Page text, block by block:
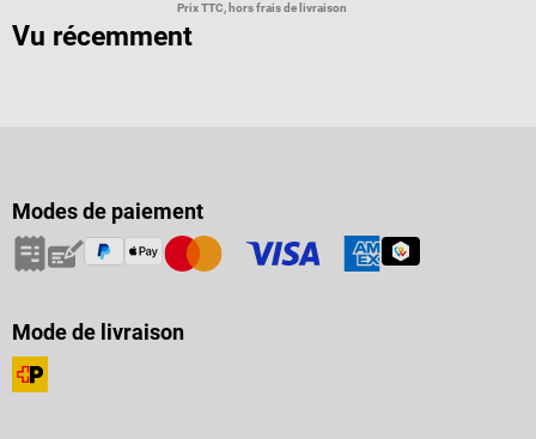
Prix TTC, hors frais de livraison
Vu récemment
Modes de paiement
Mode de livraison